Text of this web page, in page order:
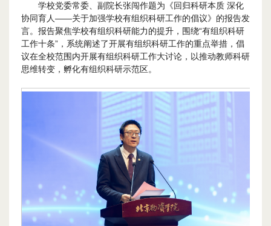
学校党委常委、副院长张闯作题为《回归科研本质 深化
协同育人——关于加强学校有组织科研工作的倡议》的报告发
言。报告聚焦学校有组织科研能力的提升，围绕“有组织科研
工作十条”，系统阐述了开展有组织科研工作的重点举措，倡
议在全校范围内开展有组织科研工作大讨论，以推动教师科研
思维转变，孵化有组织科研示范区。